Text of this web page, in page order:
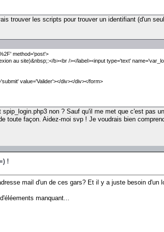
trouver les scripts pour trouver un identifiant (d'un
method='post'>
au site)&nbsp;:</b><br /></label><input type='text'
value='Valider'></div></div></form>
non ? Sauf qu'il me met que c'est pas
toute façon. Aidez-moi svp ! Je voudrais bien
!
mail d'un de ces gars? Et il y a juste besoin d'un
manquant...